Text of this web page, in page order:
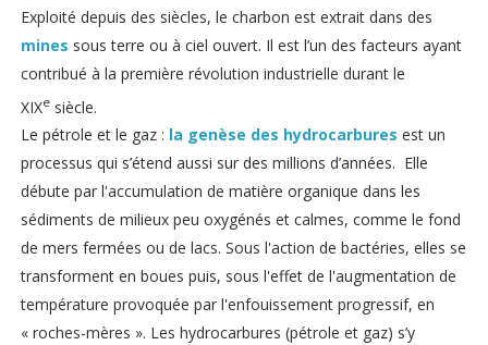
Exploité depuis des siècles, le charbon est extrait dans des
mines sous terre ou à ciel ouvert. Il est l’un des facteurs ayant
contribué à la première révolution industrielle durant le
XIXesiècle.
Le pétrole et le gaz : la genèse des hydrocarbures est un
processus qui s’étend aussi sur des millions d’années. Elle
débute par l'accumulation de matière organique dans les
sédiments de milieux peu oxygénés et calmes, comme le fond
de mers fermées ou de lacs. Sous l'action de bactéries, elles se
transforment en boues puis, sous l'effet de l'augmentation de
température provoquée par l'enfouissement progressif, en
« roches-mères ». Les hydrocarbures (pétrole et gaz) s’y